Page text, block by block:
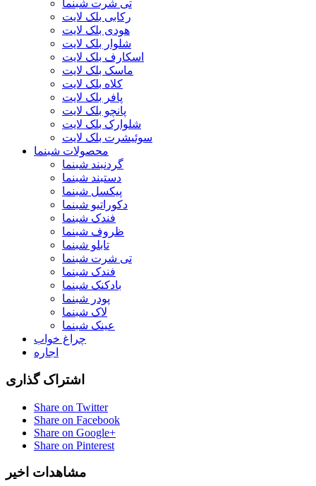
تی شرت شبنما
رکابی بلک لایت
هودی بلک لایت
شلوار بلک لایت
اسکارف بلک لایت
ماسک بلک لایت
کلاه بلک لایت
پافر بلک لایت
پانچو بلک لایت
شلوارک بلک لایت
سوئیشرت بلک لایت
محصولات شبنما
گردنبند شبنما
دستبند شبنما
پیکسل شبنما
دکوراتیو شبنما
فندک شبنما
ظروف شبنما
تابلو شبنما
تی شرت شبنما
فندک شبنما
بادکنک شبنما
پودر شبنما
لاک شبنما
عینک شبنما
چراغ خواب
اجاره
اشتراک گذاری
Share on Twitter
Share on Facebook
Share on Google+
Share on Pinterest
مشاهدات اخیر